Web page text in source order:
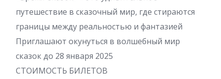
путешествие в сказочный мир, где стираются
границы между реальностью и фантазией
Приглашают окунуться в волшебный мир
сказок до 28 января 2025
СТОИМОСТЬ БИЛЕТОВ